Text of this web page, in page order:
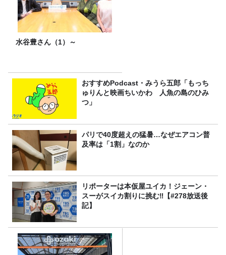
水谷豊さん（1）～
おすすめPodcast・みうら五郎「もっち
ゅりんと映画ちいかわ 人魚の島のひみ
つ」
パリで40度超えの猛暑…なぜエアコン普
及率は「1割」なのか
リポーターは本仮屋ユイカ！ジェーン・
スーがスイカ割りに挑む‼【#278放送後
記】